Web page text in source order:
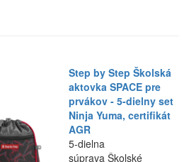
Step by Step Školská
aktovka SPACE pre
prvákov - 5-dielny set
Ninja Yuma, certifikát
AGR
5-dielna
súprava Školské